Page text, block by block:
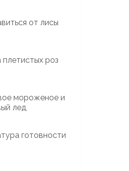
от лисы
плетистых роз
мороженое и
лед
готовности